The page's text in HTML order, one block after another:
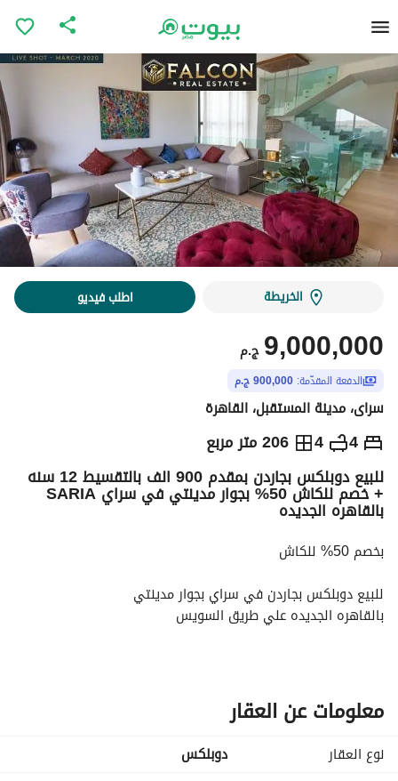
الخريطة اطلب فيديو
ج.م 9,000,000
الدفعة المقدّمة: 900,000 ج.م
سراى، مدينة المستقبل، القاهرة
4
4 206 متر مربع ج.م 9,000,000
التفاصيل الاتجاهات والمؤشرات رهن عقاري للبيع دوبلكس بجاردن بمقدم 900 الف بالتقسيط 12 سنه
+ خصم للكاش 50% بجوار مدينتي في سراي SARIA
بالقاهره الجديده
بخصم 50% للكاش
للبيع دوبلكس بجاردن في سراي بجوار مدينتي
بالقاهره الجديده علي طريق السويس
تقسيط المتبقي علي 12 سنه
بمقدم : 900 الف
معلومات عن العقار
نوع العقار
دوبلكس